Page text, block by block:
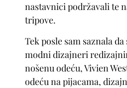
nastavnici podržavali te
tripove.
Tek posle sam saznala
modni dizajneri
nošenu odeću, Vivien
odeću na pijacama,